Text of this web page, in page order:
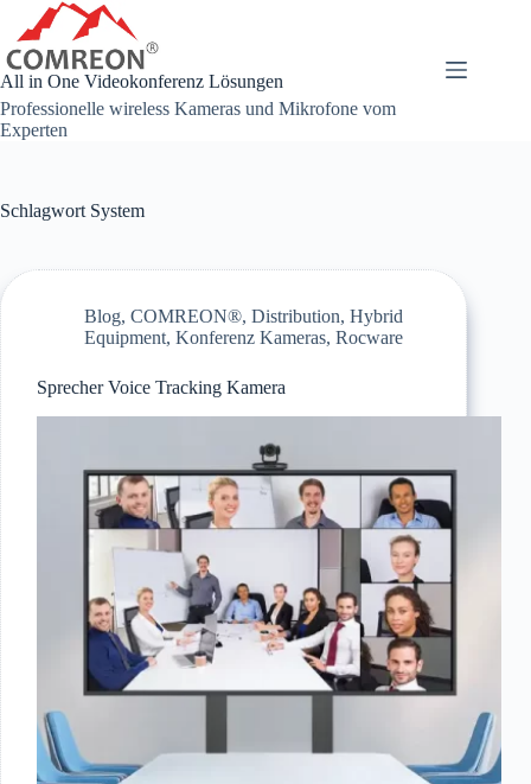
Inhalt
springen
All in One Videokonferenz Lösungen
Professionelle wireless Kameras und Mikrofone vom
Experten
Schlagwort System
Blog, COMREON®, Distribution, Hybrid
Equipment, Konferenz Kameras, Rocware
Sprecher Voice Tracking Kamera